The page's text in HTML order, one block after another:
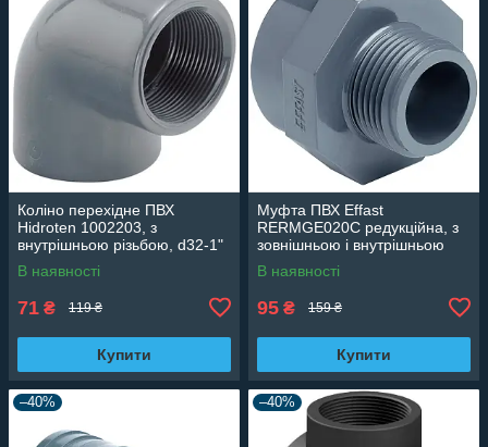
Коліно перехідне ПВХ
Hidroten 1002203, з
внутрішньою різьбою, d32-1"
В наявності
71 ₴ 119 ₴
Купити
Муфта ПВХ Effast
RERMGE020C редукційна, з
зовнішньою і внутрішньою
різьбою d1/2"x3/4"
В наявності
95 ₴ 159 ₴
Купити
–40% –40%